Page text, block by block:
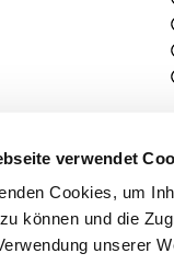
verwendet
Cookies, um
können und die
unserer